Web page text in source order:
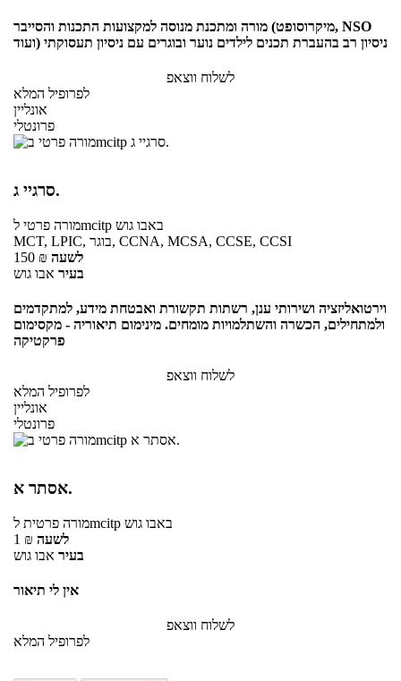
מורה ומתכנת מנוסה למקצועות התכנות והסייבר (מיקרוסופט, NSO
ועוד) ניסיון רב בהעברת תכנים לילדים נוער ובוגרים עם ניסיון תעסוקתי
לשלוח ווצאפ
לפרופיל המלא
אונליין
פרונטלי
סרגיי ג.
מורה פרטילmcitp באבו גוש
MCT, LPIC, בוגר, CCNA, MCSA, CCSE, CCSI
150 ₪ לשעה
בעיר אבו גוש
וירטואליזציה ושירותי ענן, רשתות תקשורת ואבטחת מידע, למתקדמים
ולמתחילים, הכשרה והשתלמויות מומחים. מינימום תיאוריה - מקסימום
פרקטיקה
לשלוח ווצאפ
לפרופיל המלא
אונליין
פרונטלי
אסתר א.
מורה פרטיתלmcitp באבו גוש
1 ₪ לשעה
בעיר אבו גוש
אין לי תיאור
לשלוח ווצאפ
לפרופיל המלא